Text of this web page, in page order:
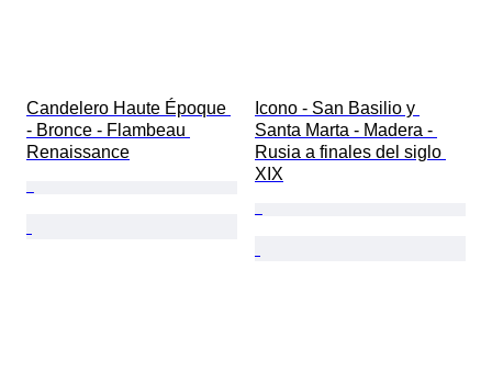
Candelero Haute Époque
- Bronce - Flambeau
Renaissance
Icono - San Basilio y
Santa Marta - Madera -
Rusia a finales del siglo
XIX